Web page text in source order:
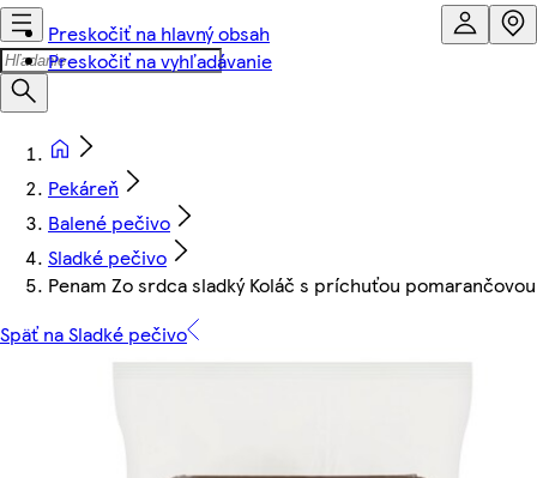
Preskočiť na hlavný obsah
Preskočiť na vyhľadávanie
Pekáreň
Balené pečivo
Sladké pečivo
Penam Zo srdca sladký Koláč s príchuťou
Späť na Sladké pečivo